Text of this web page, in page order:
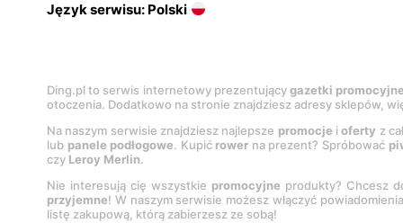
Język serwisu: Polski
Ding.pl to serwis internetowy prezentującygazetki promocyjne
otoczenia. Dodatkowo na stronie znajdziesz adresy sklepów,
Na naszym serwisie znajdziesz najlepsze promocje ioferty z
lub panele podłogowe. Kupić rower na prezent? Spróbować
czy Leroy Merlin.
Nie interesują cię wszystkie promocyjne produkty? Chcesz
przyjemne! W naszym serwisie możesz włączyć
listę zakupową, którą zabierzesz ze sobą!